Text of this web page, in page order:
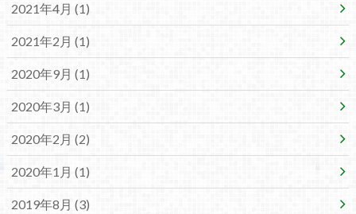
2021年4月 (1)
2021年2月 (1)
2020年9月 (1)
2020年3月 (1)
2020年2月 (2)
2020年1月 (1)
2019年8月 (3)